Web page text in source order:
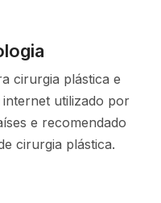
cirurgia plástica e
utilizado por
e recomendado
cirurgia plástica.